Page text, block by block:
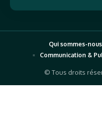
© Tous droits
Qui sommes-nous
Communication &